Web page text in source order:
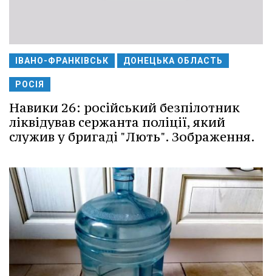
ІВАНО-ФРАНКІВСЬК ДОНЕЦЬКА ОБЛАСТЬ
РОСІЯ
Навики 26: російський безпілотник
ліквідував сержанта поліції, який
служив у бригаді "Лють". Зображення.